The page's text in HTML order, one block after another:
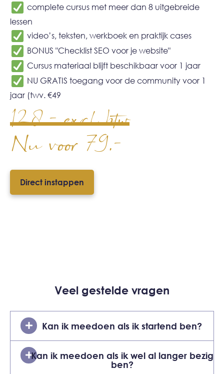
complete cursus met meer dan 8 uitgebreide
lessen
video’s, teksten, werkboek en praktijk cases
BONUS "Checklist SEO voor je website"
Cursus materiaal blijft beschikbaar voor 1 jaar
NU GRATIS toegang voor de community voor 1
jaar (twv. €49
128,- excl btw
Nu voor 79,-
Direct instappen
Veel gestelde vragen
Kan ik meedoen als ik startend ben?
Kan ik meedoen als ik wel al langer bezig
ben?